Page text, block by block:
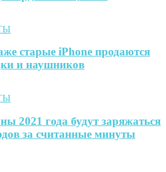
старые iPhone продаются
и наушников
2021 года будут заряжаться
за считанные минуты